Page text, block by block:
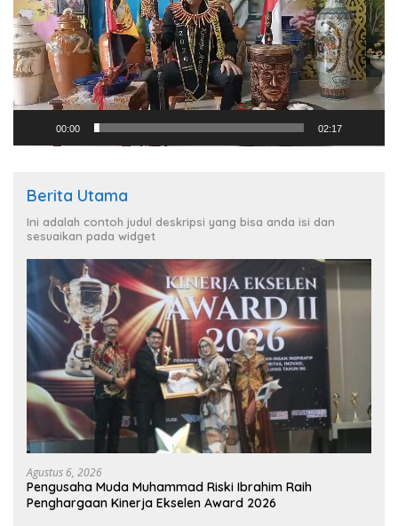
00:00 02:17
Berita Utama
Ini adalah contoh judul deskripsi yang bisa anda isi dan
sesuaikan pada widget
Agustus 6, 2026
Pengusaha Muda Muhammad Riski Ibrahim Raih
Penghargaan Kinerja Ekselen Award 2026